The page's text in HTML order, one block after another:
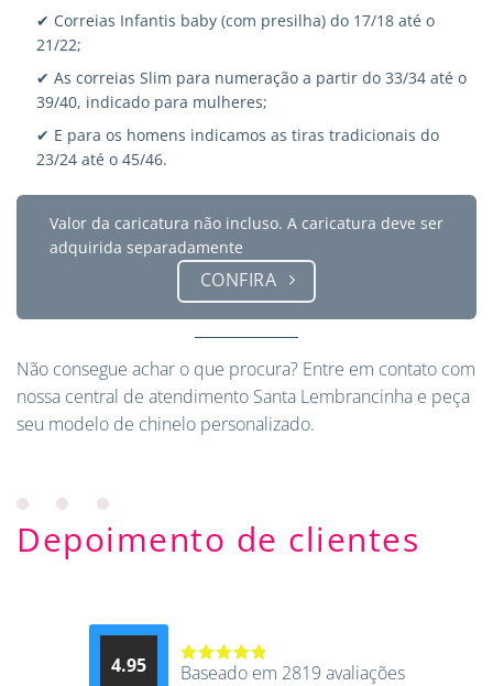
✔ Correias Infantis baby (com presilha) do 17/18 até o
21/22;
✔ As correias Slim para numeração a partir do 33/34 até o
39/40, indicado para mulheres;
✔ E para os homens indicamos as tiras tradicionais do
23/24 até o 45/46.
Valor da caricatura não incluso. A caricatura deve ser
adquirida separadamente
CONFIRA
Não consegue achar o que procura? Entre em contato com
nossa central de atendimento Santa Lembrancinha e peça
seu modelo de chinelo personalizado.
Depoimento de clientes
4.95
Avaliação
Baseado em 2819 avaliações